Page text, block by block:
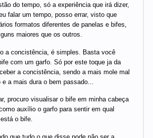
do tempo, só a experiência que irá dizer,
falar um tempo, posso errar, visto que
formatos diferentes de panelas e bifes,
maiores que os outros.
a concistência, é simples. Basta você
com um garfo. Só por este toque ja da
a concistência, sendo a mais mole mal
e a mais dura o bem passado...
procuro visualisar o bife em minha cabeça
auxílio o garfo para sentir em qual
o bife.